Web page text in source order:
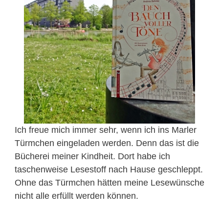
Ich freue mich immer sehr, wenn ich ins Marler
Türmchen eingeladen werden. Denn das ist die
Bücherei meiner Kindheit. Dort habe ich
taschenweise Lesestoff nach Hause geschleppt.
Ohne das Türmchen hätten meine Lesewünsche
nicht alle erfüllt werden können.